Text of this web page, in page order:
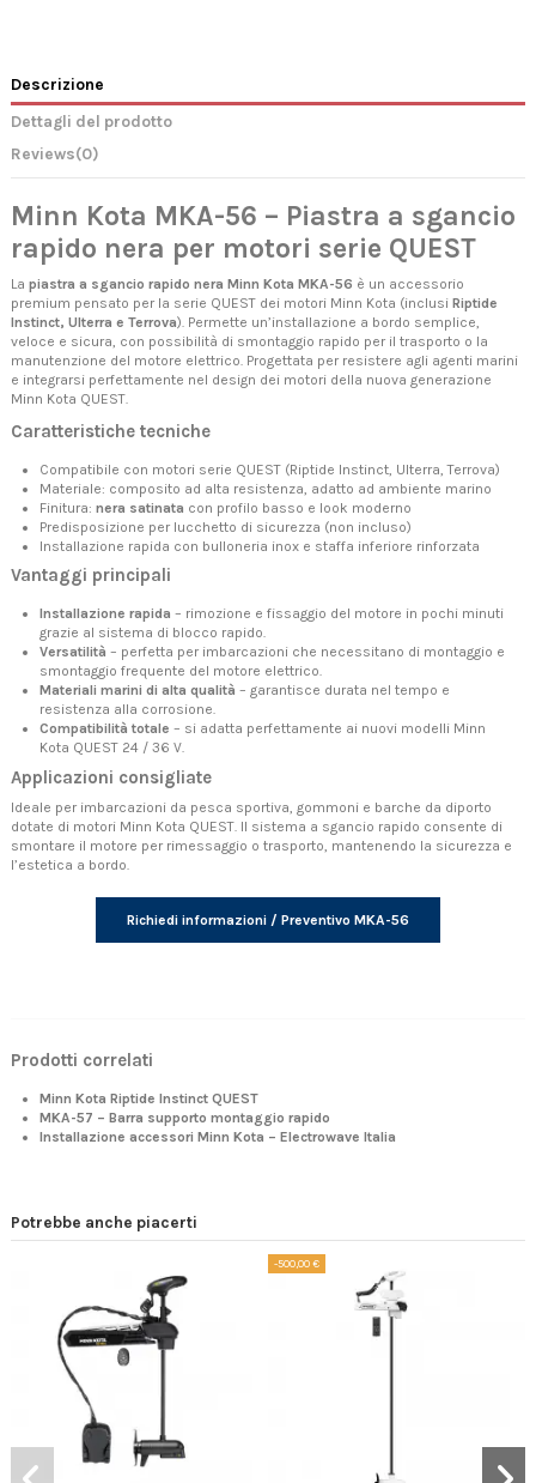
Descrizione
Dettagli del prodotto
Reviews(0)
Minn Kota MKA-56 – Piastra a sgancio
rapido nera per motori serie QUEST
La piastra a sgancio rapido nera Minn Kota MKA-56 è un accessorio
premium pensato per la serie QUEST dei motori Minn Kota (inclusi Riptide
Instinct, Ulterra e Terrova). Permette un’installazione a bordo semplice,
veloce e sicura, con possibilità di smontaggio rapido per il trasporto o la
manutenzione del motore elettrico. Progettata per resistere agli agenti marini
e integrarsi perfettamente nel design dei motori della nuova generazione
Minn Kota QUEST.
Caratteristiche tecniche
Compatibile con motori serie QUEST (Riptide Instinct, Ulterra, Terrova)
Materiale: composito ad alta resistenza, adatto ad ambiente marino
Finitura: nera satinata con profilo basso e look moderno
Predisposizione per lucchetto di sicurezza (non incluso)
Installazione rapida con bulloneria inox e staffa inferiore rinforzata
Vantaggi principali
Installazione rapida – rimozione e fissaggio del motore in pochi minuti
grazie al sistema di blocco rapido.
Versatilità – perfetta per imbarcazioni che necessitano di montaggio e
smontaggio frequente del motore elettrico.
Materiali marini di alta qualità – garantisce durata nel tempo e
resistenza alla corrosione.
Compatibilità totale – si adatta perfettamente ai nuovi modelli Minn
Kota QUEST 24 / 36 V.
Applicazioni consigliate
Ideale per imbarcazioni da pesca sportiva, gommoni e barche da diporto
dotate di motori Minn Kota QUEST. Il sistema a sgancio rapido consente di
smontare il motore per rimessaggio o trasporto, mantenendo la sicurezza e
l’estetica a bordo.
Richiedi informazioni / Preventivo MKA-56
Prodotti correlati
Minn Kota Riptide Instinct QUEST
MKA-57 – Barra supporto montaggio rapido
Installazione accessori Minn Kota – Electrowave Italia
Potrebbe anche piacerti
-500,00 €